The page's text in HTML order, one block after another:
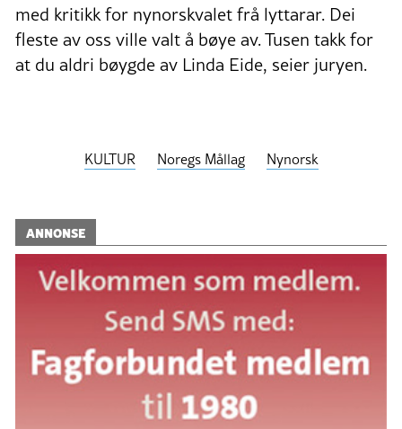
med kritikk for nynorskvalet frå lyttarar. Dei
fleste av oss ville valt å bøye av. Tusen takk for
at du aldri bøygde av Linda Eide, seier juryen.
KULTUR Noregs Mållag Nynorsk
ANNONSE